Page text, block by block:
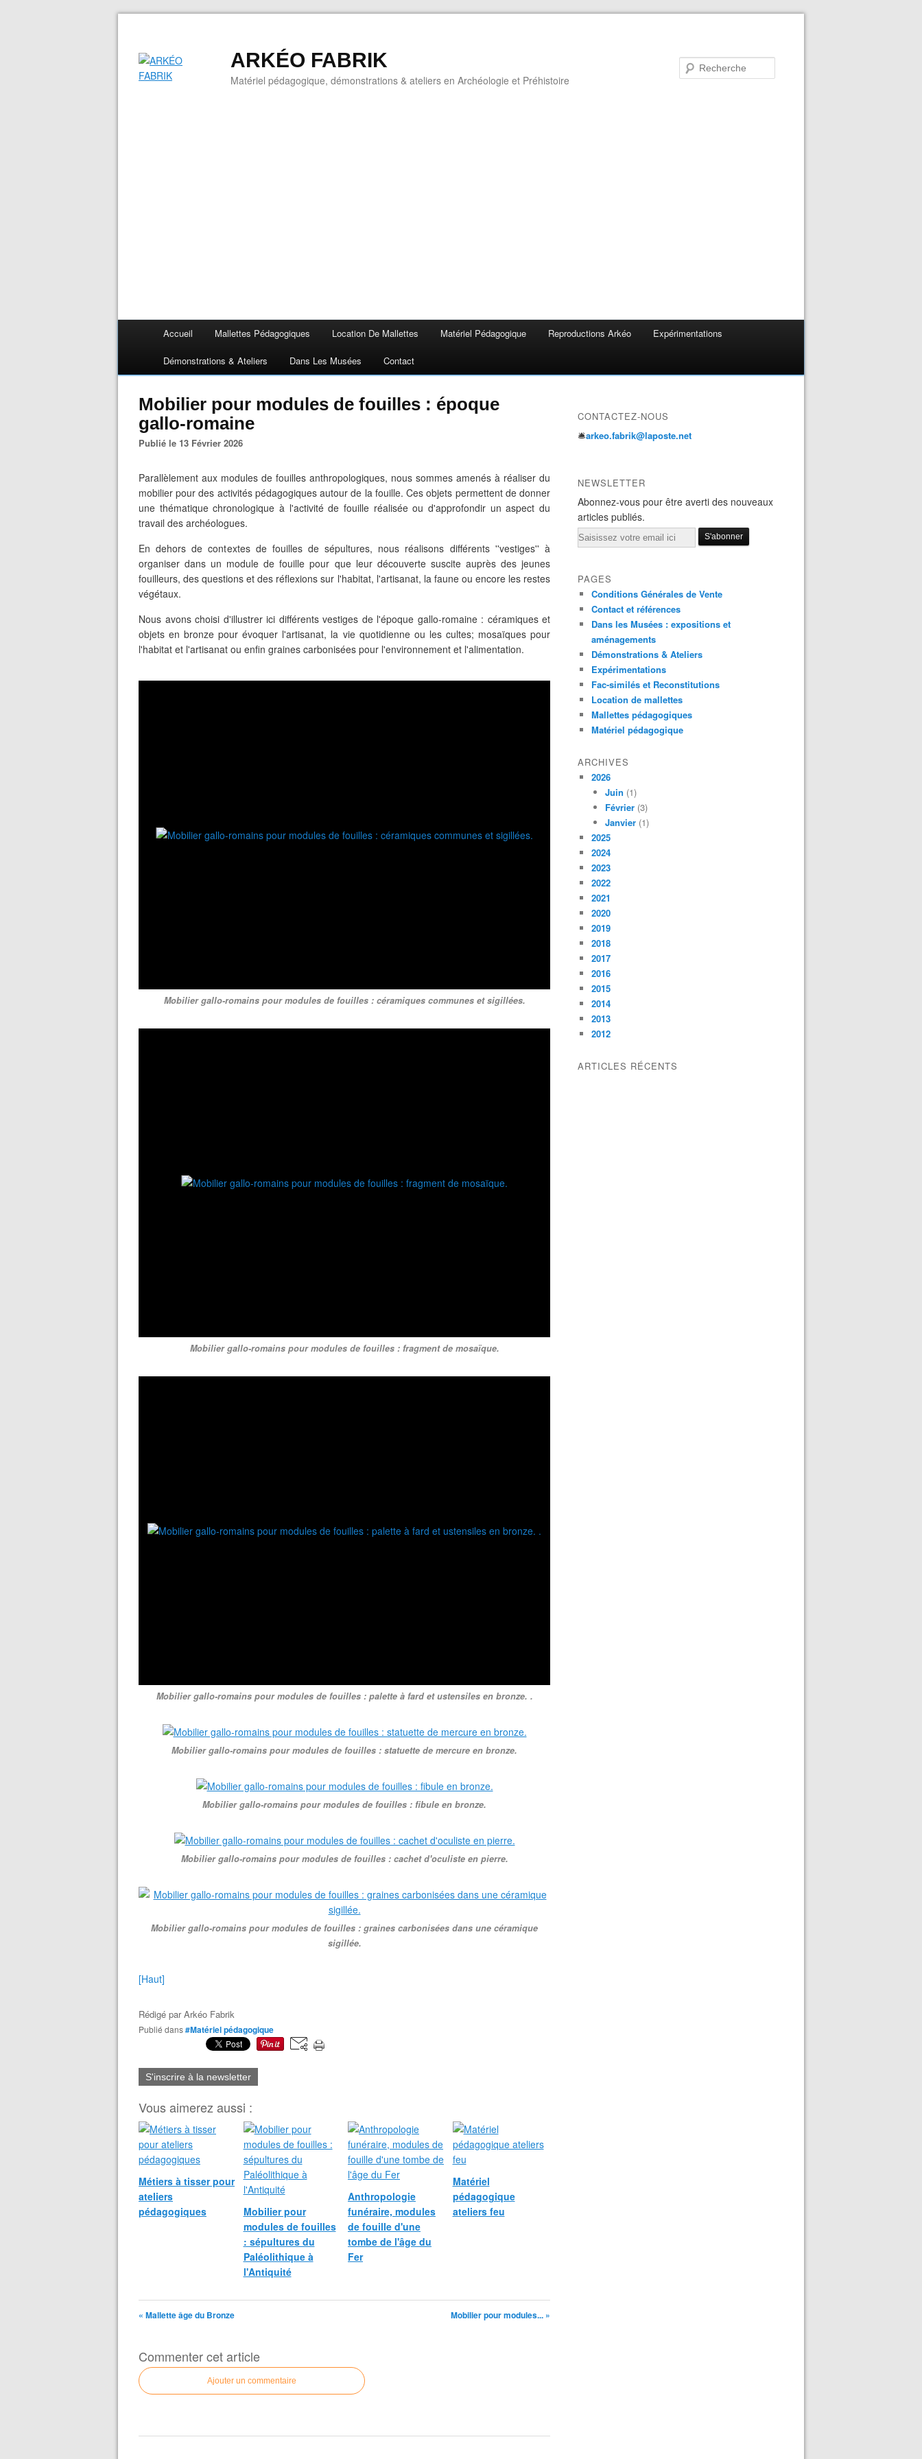
ARKÉO FABRIK
Matériel pédagogique, démonstrations & ateliers en Archéologie et Préhistoire
Accueil Mallettes Pédagogiques Location De Mallettes Matériel Pédagogique Reproductions Arkéo Expérimentations
Démonstrations & Ateliers Dans Les Musées Contact
Mobilier pour modules de fouilles : époque
gallo-romaine
Publié le 13 Février 2026
Parallèlement aux modules de fouilles anthropologiques, nous sommes amenés à réaliser du
mobilier pour des activités pédagogiques autour de la fouille. Ces objets permettent de donner
une thématique chronologique à l'activité de fouille réalisée ou d'approfondir un aspect du
travail des archéologues.
En dehors de contextes de fouilles de sépultures, nous réalisons différents ''vestiges'' à
organiser dans un module de fouille pour que leur découverte suscite auprès des jeunes
fouilleurs, des questions et des réflexions sur l'habitat, l'artisanat, la faune ou encore les restes
végétaux.
Nous avons choisi d'illustrer ici différents vestiges de l'époque gallo-romaine : céramiques et
objets en bronze pour évoquer l'artisanat, la vie quotidienne ou les cultes; mosaïques pour
l'habitat et l'artisanat ou enfin graines carbonisées pour l'environnement et l'alimentation.
Mobilier gallo-romains pour modules de fouilles : céramiques communes et sigillées.
Mobilier gallo-romains pour modules de fouilles : fragment de mosaïque.
Mobilier gallo-romains pour modules de fouilles : palette à fard et ustensiles en bronze. .
Mobilier gallo-romains pour modules de fouilles : statuette de mercure en bronze.
Mobilier gallo-romains pour modules de fouilles : fibule en bronze.
Mobilier gallo-romains pour modules de fouilles : cachet d'oculiste en pierre.
Mobilier gallo-romains pour modules de fouilles : graines carbonisées dans une céramique
sigillée.
[Haut]
Rédigé parArkéo Fabrik
Publié dans#Matériel pédagogique
S'inscrire à la newsletter
Vous aimerez aussi :
Métiers à tisser pour
ateliers
pédagogiques
Mobilier pour
modules de fouilles
: sépultures du
Paléolithique à
l'Antiquité
Anthropologie
funéraire, modules
de fouille d'une
tombe de l'âge du
Fer
Matériel
pédagogique
ateliers feu
« Mallette âge du Bronze Mobilier pour modules... »
Commenter cet article
Ajouter un commentaire
CONTACTEZ-NOUS
🛎arkeo.fabrik@laposte.net
NEWSLETTER
Abonnez-vous pour être averti des nouveaux
articles publiés.
Email
PAGES
Conditions Générales de Vente
Contact et références
Dans les Musées : expositions et
aménagements
Démonstrations & Ateliers
Expérimentations
Fac-similés et Reconstitutions
Location de mallettes
Mallettes pédagogiques
Matériel pédagogique
ARCHIVES
2026
Juin (1)
Février (3)
Janvier (1)
2025
2024
2023
2022
2021
2020
2019
2018
2017
2016
2015
2014
2013
2012
ARTICLES RÉCENTS